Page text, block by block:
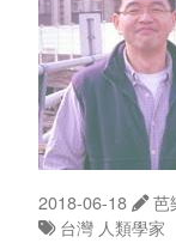
2018-06-18
芭
台灣 人類學家